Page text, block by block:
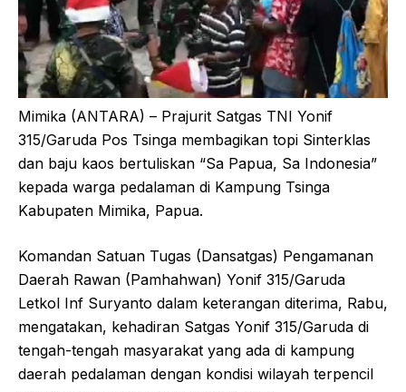
Mimika (ANTARA) – Prajurit Satgas TNI Yonif
315/Garuda Pos Tsinga membagikan topi Sinterklas
dan baju kaos bertuliskan “Sa Papua, Sa Indonesia”
kepada warga pedalaman di Kampung Tsinga
Kabupaten Mimika, Papua.
Komandan Satuan Tugas (Dansatgas) Pengamanan
Daerah Rawan (Pamhahwan) Yonif 315/Garuda
Letkol Inf Suryanto dalam keterangan diterima, Rabu,
mengatakan, kehadiran Satgas Yonif 315/Garuda di
tengah-tengah masyarakat yang ada di kampung
daerah pedalaman dengan kondisi wilayah terpencil